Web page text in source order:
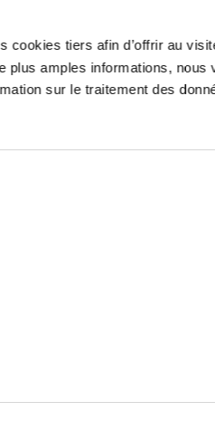
cookies tiers afin d’offrir au
plus amples informations, nous
sur le traitement des
Aprilia Racing pour vous faire
(User, Tour et
PRC (Aprilia Performance Ride